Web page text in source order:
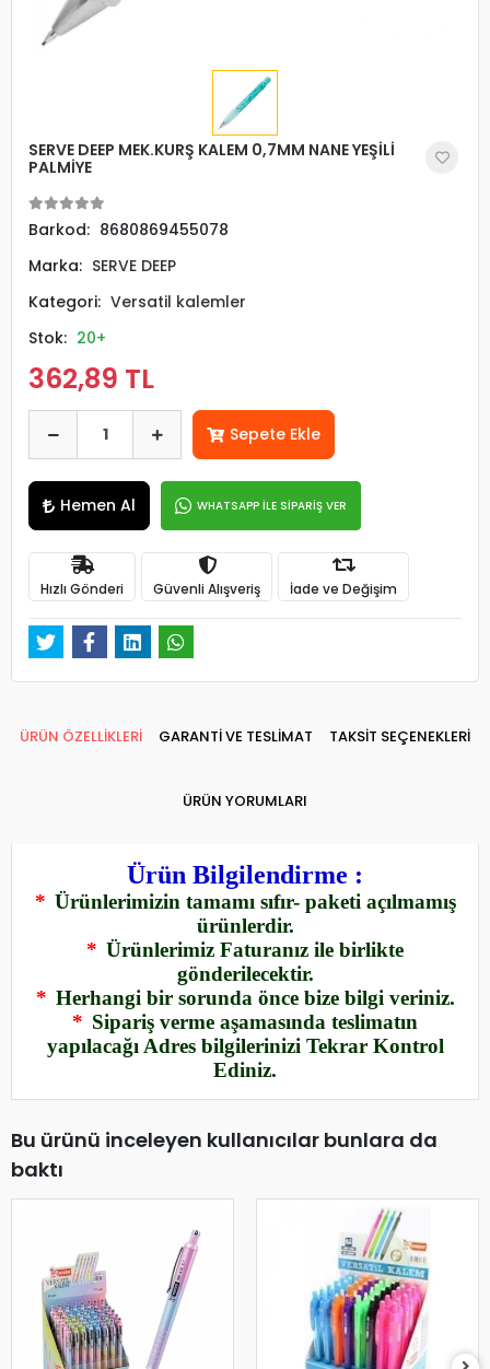
SERVE DEEP MEK.KURŞ KALEM 0,7MM NANE YEŞİLİ
PALMİYE
Barkod: 8680869455078
Marka: SERVE DEEP
Kategori: Versatil kalemler
Stok: 20+
362,89 TL
Sepete Ekle
Hemen Al WHATSAPP İLE SİPARİŞ VER
Hızlı Gönderi Güvenli Alışveriş İade ve Değişim
ÜRÜN ÖZELLİKLERİ GARANTİ VE TESLİMAT TAKSİT SEÇENEKLERİ
ÜRÜN YORUMLARI
Ürün Bilgilendirme :
* Ürünlerimizin tamamı sıfır- paketi açılmamış
ürünlerdir.
* Ürünlerimiz Faturanız ile birlikte
gönderilecektir.
* Herhangi bir sorunda önce bize bilgi veriniz.
* Sipariş verme aşamasında teslimatın
yapılacağı Adres bilgilerinizi Tekrar Kontrol
Ediniz.
Bu ürünü inceleyen kullanıcılar bunlara da
baktı